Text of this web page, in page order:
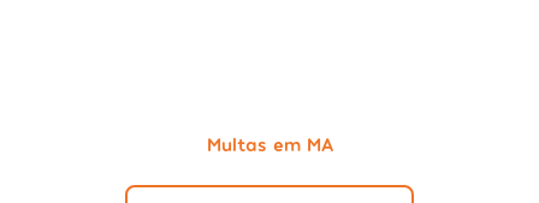
Multas em MA